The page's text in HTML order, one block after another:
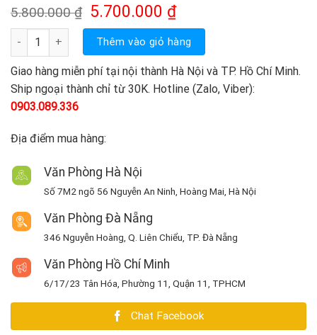
5.800.000₫ Giá
gốc
là:
5.800.000 ₫.
5.700.000 ₫Giá
hiện
tại
là:
5.700.000 ₫.
Khóa vân tay EPIC ES-F500H số lượng
Thêm vào giỏ hàng
Giao hàng miễn phí tại nội thành Hà Nội và TP. Hồ Chí Minh.
Ship ngoại thành chỉ từ 30K. Hotline (Zalo, Viber):
0903.089.336
Địa điểm mua hàng:
Văn Phòng Hà Nội
Số 7M2 ngõ 56 Nguyễn An Ninh, Hoàng Mai, Hà Nội
Văn Phòng Đà Nẵng
346 Nguyễn Hoàng, Q. Liên Chiểu, TP. Đà Nẵng
Văn Phòng Hồ Chí Minh
6/17/23 Tân Hóa, Phường 11, Quận 11, TPHCM
Chat Facebook